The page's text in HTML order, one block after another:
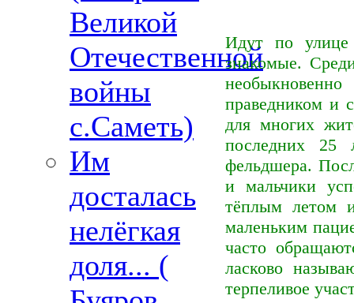
Великой
Отечественной
войны
с.Саметь)
Им
досталась
нелёгкая
доля... (
Идут по улице
знакомые.
праведником и
для многих
последних 25
фельдшера.
и мальчики
тёплым летом
маленьким
часто
ласково
терпеливое